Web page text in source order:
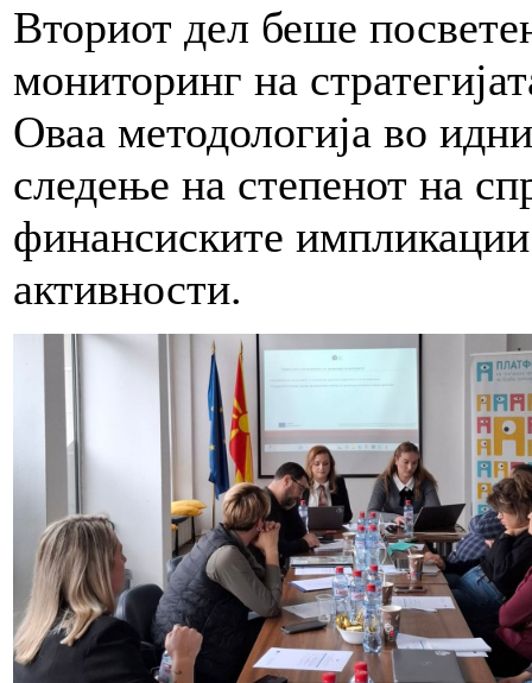
Вториот дел беше
мониторинг на
Оваа методологија во
следење на степенот на
финансиските
активности.